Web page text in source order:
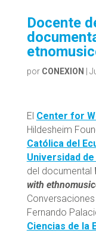
Docente
por CONEXION
El Center for
Hildesheim
Católica del
Universidad de
del documental
with
Fernando
Ciencias de la